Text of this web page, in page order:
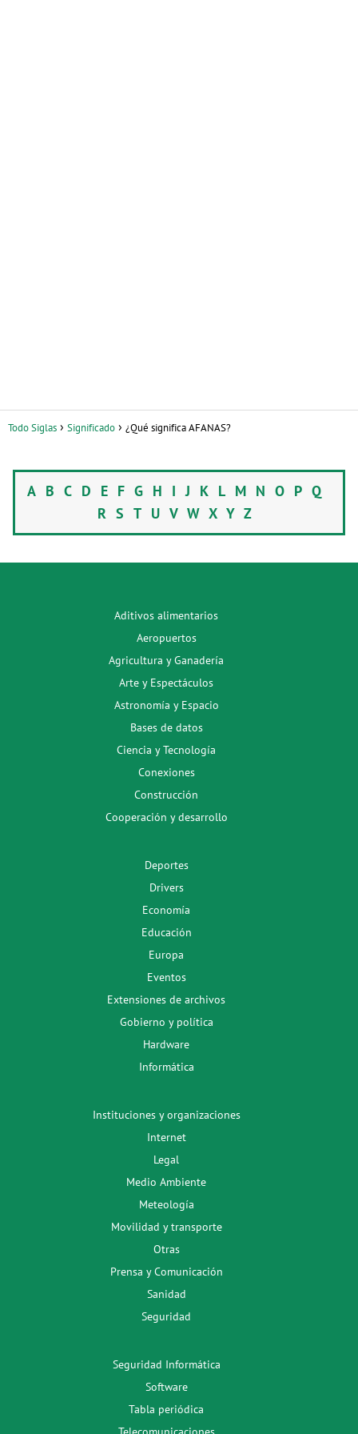
Todo Siglas Significado ¿Qué significa AFANAS?
A B C D E F G H IJ K L M N O P Q
R S T U V W X Y Z
Aditivos alimentarios
Aeropuertos
Agricultura y Ganadería
Arte y Espectáculos
Astronomía y Espacio
Bases de datos
Ciencia y Tecnología
Conexiones
Construcción
Cooperación y desarrollo
Deportes
Drivers
Economía
Educación
Europa
Eventos
Extensiones de archivos
Gobierno y política
Hardware
Informática
Instituciones y organizaciones
Internet
Legal
Medio Ambiente
Meteología
Movilidad y transporte
Otras
Prensa y Comunicación
Sanidad
Seguridad
Seguridad Informática
Software
Tabla periódica